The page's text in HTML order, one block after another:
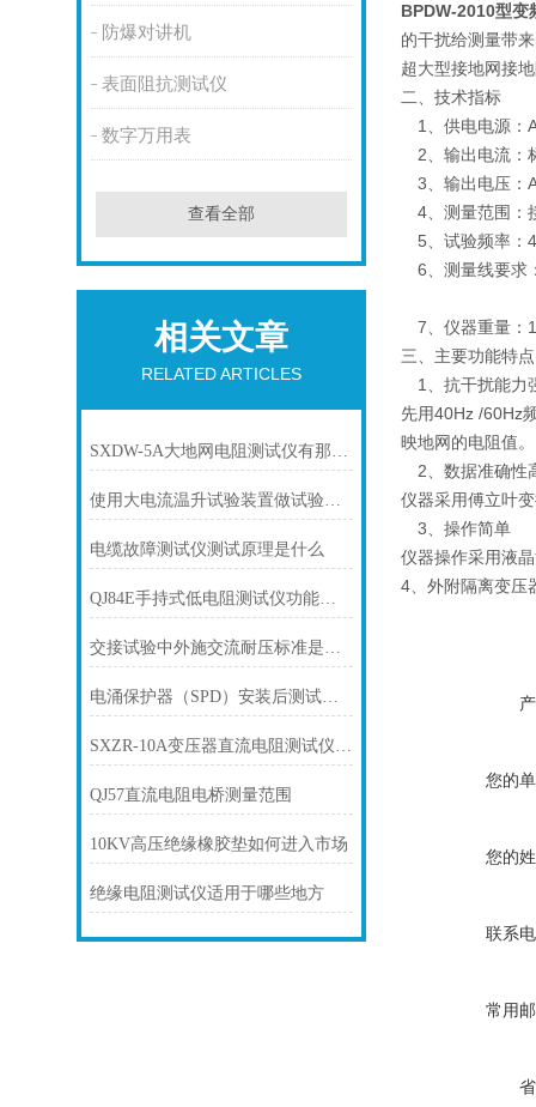
防爆对讲机
表面阻抗测试仪
数字万用表
查看全部
相关文章
RELATED ARTICLES
SXDW-5A大地网电阻测试仪有那些特点？
使用大电流温升试验装置做试验的作用有哪些？
电缆故障测试仪测试原理是什么
QJ84E手持式低电阻测试仪功能定位
交接试验中外施交流耐压标准是多少
电涌保护器（SPD）安装后测试方法
SXZR-10A变压器直流电阻测试仪在试验操作细节
QJ57直流电阻电桥测量范围
10KV高压绝缘橡胶垫如何进入市场
绝缘电阻测试仪适用于哪些地方
BPDW-2010型变
的干扰给测量带
超大型接地网接
二、技术指标
1、供电电源：
2、输出电流：
3、输出电压：
4、测量范围
5、试验频率：
6、测量线要求
7、仪器重量：
三、主要功能特点
1、抗干扰能力
先用40Hz /60Hz
映地网的电阻值。
2、数据准确性
仪器采用傅立叶
3、操作简单
仪器操作采用液
4、外附隔离变压
您的
您的
联系
常用